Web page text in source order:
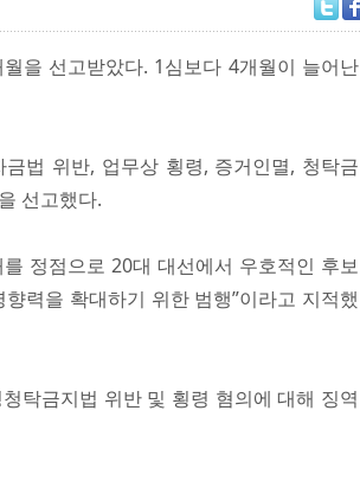
을 선고받았다. 1심보다 4개월이 늘어난
금법 위반, 업무상 횡령, 증거인멸, 청탁금
선고했다.
정점으로 20대 대선에서 우호적인 후보
력을 확대하기 위한 범행”이라고 지적했
탁금지법 위반 및 횡령 혐의에 대해 징역